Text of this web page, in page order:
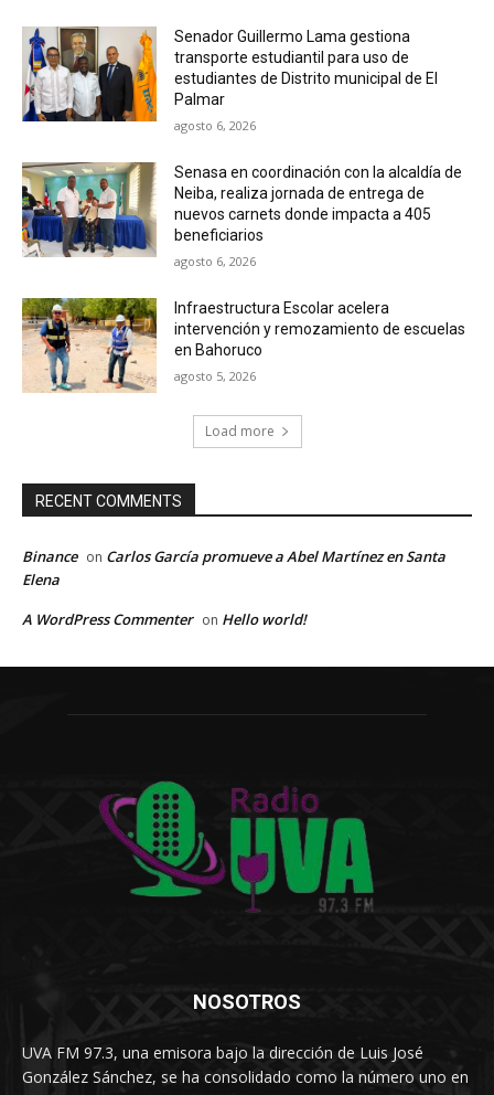
Senador Guillermo Lama gestiona
transporte estudiantil para uso de
estudiantes de Distrito municipal de El
Palmar
agosto 6, 2026
Senasa en coordinación con la alcaldía de
Neiba, realiza jornada de entrega de
nuevos carnets donde impacta a 405
beneficiarios
agosto 6, 2026
Infraestructura Escolar acelera
intervención y remozamiento de escuelas
en Bahoruco
agosto 5, 2026
Load more
RECENT COMMENTS
Binance on Carlos García promueve a Abel Martínez en Santa
Elena
A WordPress Commenter on Hello world!
NOSOTROS
UVA FM 97.3, una emisora bajo la dirección de Luis José
González Sánchez, se ha consolidado como la número uno en